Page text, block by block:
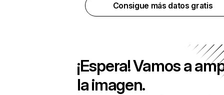
Consigue más datos gratis
¡Espera! Vamos a
la imagen.